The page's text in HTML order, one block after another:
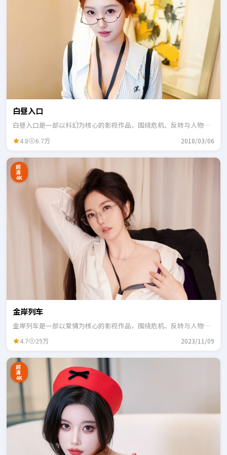
白昼入口
白昼入口是一部以科幻为核心的影视作品，围绕危机、反转与人物成
4.8 6.7万 2018/03/06
超
清
4K
金岸列车
金岸列车是一部以爱情为核心的影视作品，围绕危机、反转与人物成
4.7 29万 2023/11/09
超
清
4K